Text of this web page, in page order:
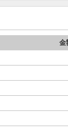
金